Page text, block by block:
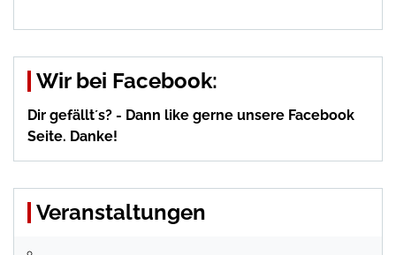
Wir bei Facebook:
Dir gefällt´s? - Dann like gerne unsere Facebook
Seite. Danke!
Veranstaltungen